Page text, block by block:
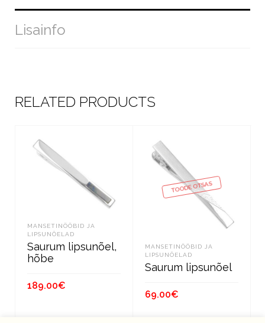
Lisainfo
RELATED PRODUCTS
MANSETINÖÖBID JA
LIPSUNÕELAD
Saurum lipsunõel,
hõbe
189.00€
TOODE OTSAS
MANSETINÖÖBID JA
LIPSUNÕELAD
Saurum lipsunõel
69.00€